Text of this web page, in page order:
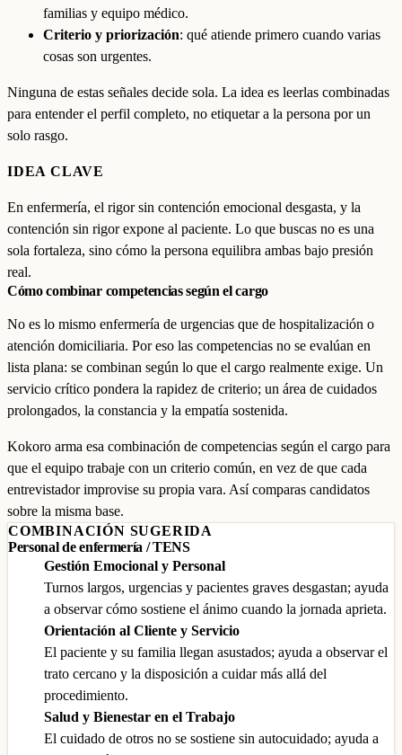
familias y equipo médico.
Criterio y priorización: qué atiende primero cuando varias
cosas son urgentes.
Ninguna de estas señales decide sola. La idea es leerlas combinadas
para entender el perfil completo, no etiquetar a la persona por un
solo rasgo.
IDEA CLAVE
En enfermería, el rigor sin contención emocional desgasta, y la
contención sin rigor expone al paciente. Lo que buscas no es una
sola fortaleza, sino cómo la persona equilibra ambas bajo presión
real.
Cómo combinar competencias según el cargo
No es lo mismo enfermería de urgencias que de hospitalización o
atención domiciliaria. Por eso las competencias no se evalúan en
lista plana: se combinan según lo que el cargo realmente exige. Un
servicio crítico pondera la rapidez de criterio; un área de cuidados
prolongados, la constancia y la empatía sostenida.
Kokoro arma esa combinación de competencias según el cargo para
que el equipo trabaje con un criterio común, en vez de que cada
entrevistador improvise su propia vara. Así comparas candidatos
sobre la misma base.
COMBINACIÓN SUGERIDA
Personal de enfermería / TENS
Gestión Emocional y Personal
Turnos largos, urgencias y pacientes graves desgastan; ayuda
a observar cómo sostiene el ánimo cuando la jornada aprieta.
Orientación al Cliente y Servicio
El paciente y su familia llegan asustados; ayuda a observar el
trato cercano y la disposición a cuidar más allá del
procedimiento.
Salud y Bienestar en el Trabajo
El cuidado de otros no se sostiene sin autocuidado; ayuda a